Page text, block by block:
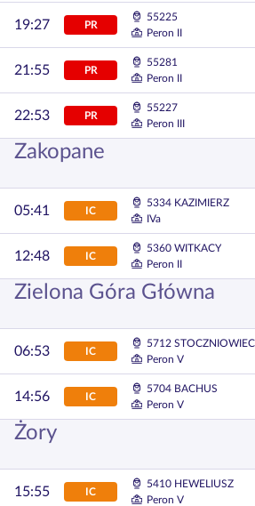
19:27 PR
55225
Peron II
21:55 PR
55281
Peron II
22:53 PR
55227
Peron III
Zakopane
05:41 IC
5334 KAZIMIERZ
IVa
12:48 IC
5360 WITKACY
Peron II
Zielona Góra Główna
06:53 IC
5712 STOCZNIOWIEC
Peron V
14:56 IC
5704 BACHUS
Peron V
Żory
15:55 IC
5410 HEWELIUSZ
Peron V